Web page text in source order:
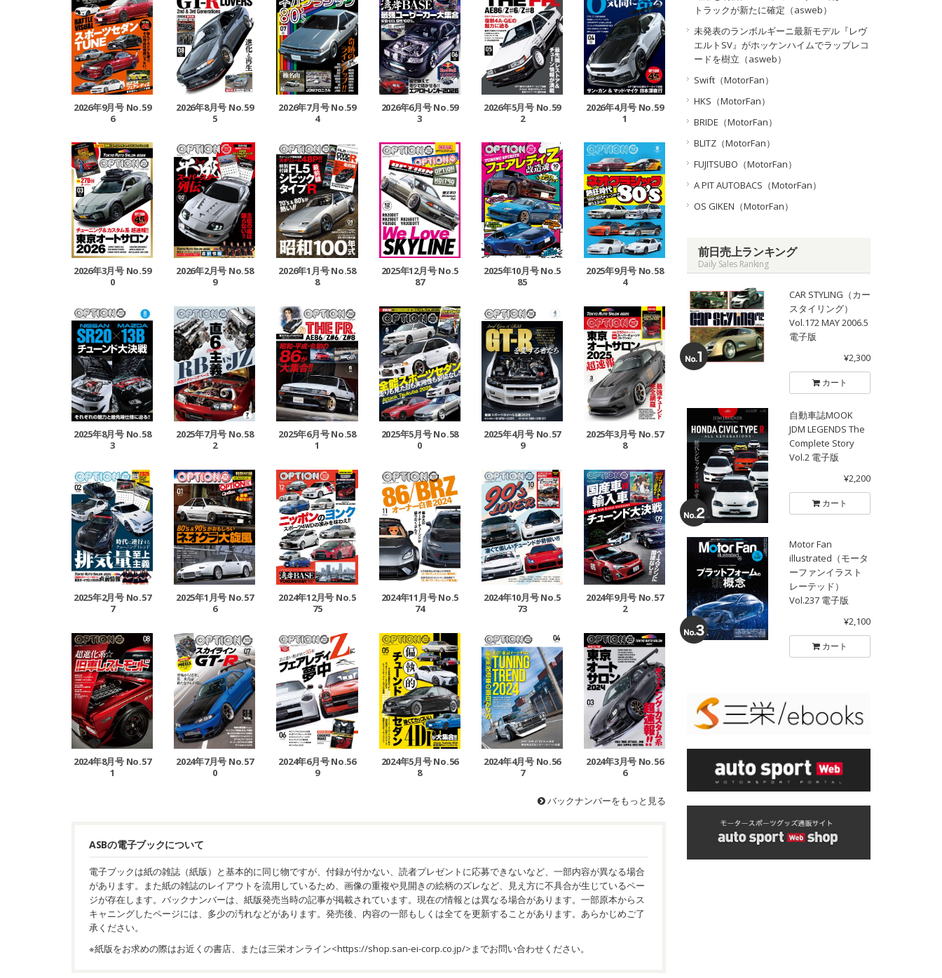
2026年9月号 No.59
6
2026年8月号 No.59
5
2026年7月号 No.59
4
2026年6月号 No.59
3
2026年5月号 No.59
2
2026年4月号 No.59
1
2026年3月号 No.59
0
2026年2月号 No.58
9
2026年1月号 No.58
8
2025年12月号 No.5
87
2025年10月号 No.5
85
2025年9月号 No.58
4
2025年8月号 No.58
3
2025年7月号 No.58
2
2025年6月号 No.58
1
2025年5月号 No.58
0
2025年4月号 No.57
9
2025年3月号 No.57
8
2025年2月号 No.57
7
2025年1月号 No.57
6
2024年12月号 No.5
75
2024年11月号 No.5
74
2024年10月号 No.5
73
2024年9月号 No.57
2
2024年8月号 No.57
1
2024年7月号 No.57
0
2024年6月号 No.56
9
2024年5月号 No.56
8
2024年4月号 No.56
7
2024年3月号 No.56
6
バックナンバーをもっと見る
ASBの電子ブックについて
電子ブックは紙の雑誌（紙版）と基本的に同じ物ですが、付録が付かない、読者プレゼントに応募できないなど、一部内容が異なる場合
があります。また紙の雑誌のレイアウトを流用しているため、画像の重複や見開きの絵柄のズレなど、見え方に不具合が生じているペー
ジが存在します。バックナンバーは、紙版発売当時の記事が掲載されています。現在の情報とは異なる場合があります。一部原本からス
キャニングしたページには、多少の汚れなどがあります。発売後、内容の一部もしくは全てを更新することがあります。あらかじめご了
承ください。
※紙版をお求めの際はお近くの書店、または三栄オンライン<https://shop.san-ei-corp.co.jp/>までお問い合わせください。
トラックが新たに確定（asweb）
未発表のランボルギーニ最新モデル『レヴ
エルトSV』がホッケンハイムでラップレコ
ードを樹立（asweb）
Swift（MotorFan）
HKS（MotorFan）
BRIDE（MotorFan）
BLITZ（MotorFan）
FUJITSUBO（MotorFan）
A PIT AUTOBACS（MotorFan）
OS GIKEN（MotorFan）
前日売上ランキング
Daily Sales Ranking
CAR STYLING（カー
スタイリング）
Vol.172 MAY 2006.5
電子版
¥2,300
カート
自動車誌MOOK
JDM LEGENDS The
Complete Story
Vol.2 電子版
¥2,200
カート
Motor Fan
illustrated（モータ
ーファンイラスト
レーテッド）
Vol.237 電子版
¥2,100
カート